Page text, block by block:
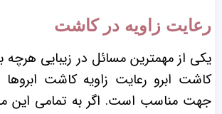
رعایت زاویه در کاشت
یکی از مهمترین مسائل در زیبایی هرچه
کاشت ابرو رعایت زاویه کاشت
جهت مناسب است. اگر به تمامی این